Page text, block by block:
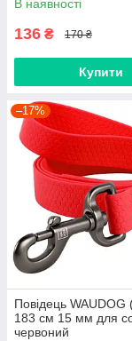
В наявності
136 ₴ 170 ₴
Купити
–17%
Повідець
183 см 15 мм для
червоний